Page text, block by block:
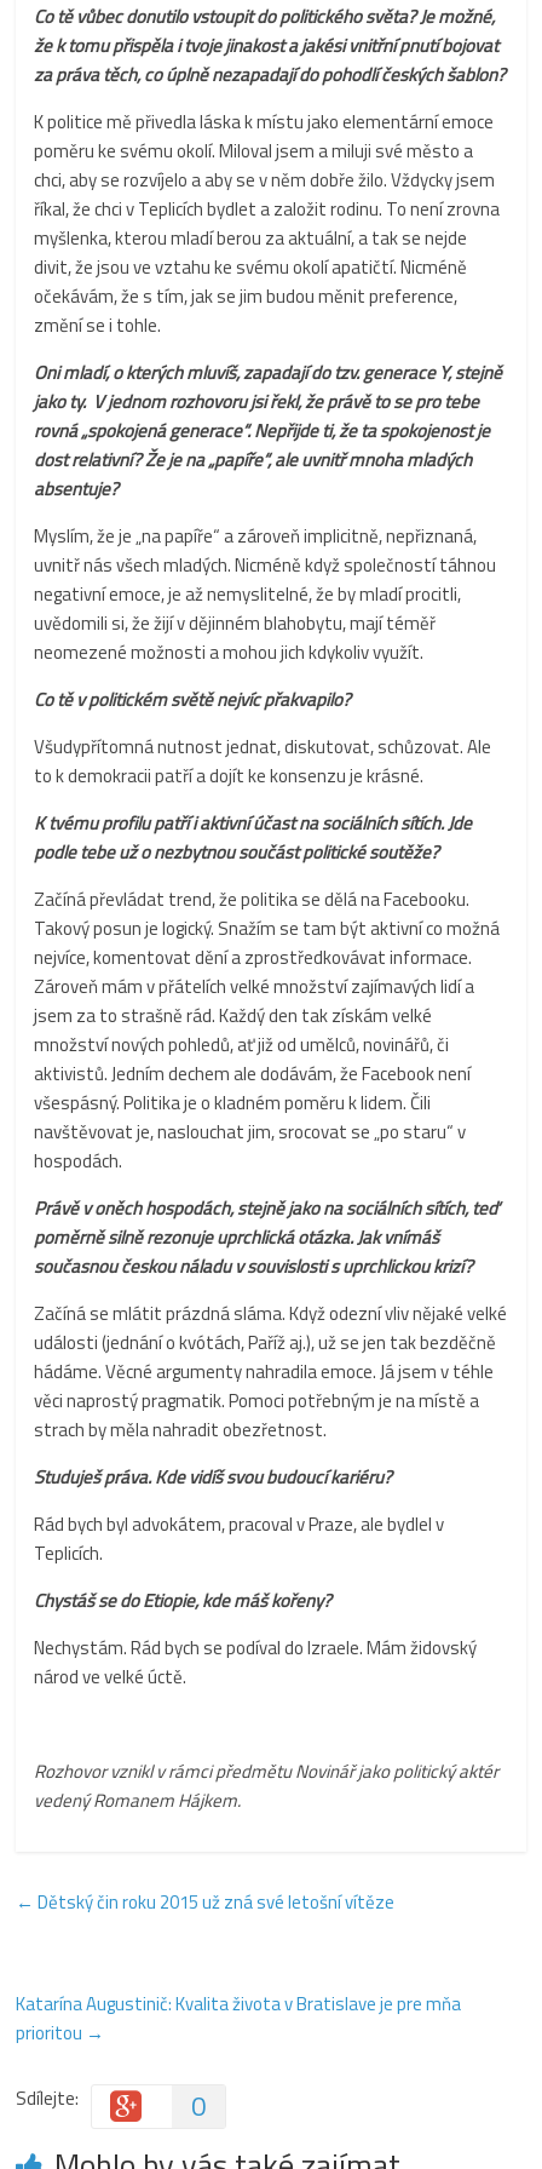
Co tě vůbec donutilo vstoupit do politického světa? Je možné,
že k tomu přispěla i tvoje jinakost a jakési vnitřní pnutí bojovat
za práva těch, co úplně nezapadají do pohodlí českých šablon?
K politice mě přivedla láska k místu jako elementární emoce
poměru ke svému okolí. Miloval jsem a miluji své město a
chci, aby se rozvíjelo a aby se v něm dobře žilo. Vždycky jsem
říkal, že chci v Teplicích bydlet a založit rodinu. To není zrovna
myšlenka, kterou mladí berou za aktuální, a tak se nejde
divit, že jsou ve vztahu ke svému okolí apatičtí. Nicméně
očekávám, že s tím, jak se jim budou měnit preference,
změní se i tohle.
Oni mladí, o kterých mluvíš, zapadají do tzv. generace Y, stejně
jako ty. V jednom rozhovoru jsi řekl, že právě to se pro tebe
rovná „spokojená generace“. Nepřijde ti, že ta spokojenost je
dost relativní? Že je na „papíře“, ale uvnitř mnoha mladých
absentuje?
Myslím, že je „na papíře“ a zároveň implicitně, nepřiznaná,
uvnitř nás všech mladých. Nicméně když společností táhnou
negativní emoce, je až nemyslitelné, že by mladí procitli,
uvědomili si, že žijí v dějinném blahobytu, mají téměř
neomezené možnosti a mohou jich kdykoliv využít.
Co tě v politickém světě nejvíc přakvapilo?
Všudypřítomná nutnost jednat, diskutovat, schůzovat. Ale
to k demokracii patří a dojít ke konsenzu je krásné.
K tvému profilu patří i aktivní účast na sociálních sítích. Jde
podle tebe už o nezbytnou součást politické soutěže?
Začíná převládat trend, že politika se dělá na Facebooku.
Takový posun je logický. Snažím se tam být aktivní co možná
nejvíce, komentovat dění a zprostředkovávat informace.
Zároveň mám v přátelích velké množství zajímavých lidí a
jsem za to strašně rád. Každý den tak získám velké
množství nových pohledů, ať již od umělců, novinářů, či
aktivistů. Jedním dechem ale dodávám, že Facebook není
všespásný. Politika je o kladném poměru k lidem. Čili
navštěvovat je, naslouchat jim, srocovat se „po staru“ v
hospodách.
Právě v oněch hospodách, stejně jako na sociálních sítích, teď
poměrně silně rezonuje uprchlická otázka.Jak vnímáš
současnou českou náladu v souvislosti s uprchlickou krizí?
Začíná se mlátit prázdná sláma. Když odezní vliv nějaké velké
události (jednání o kvótách, Paříž aj.), už se jen tak bezděčně
hádáme. Věcné argumenty nahradila emoce. Já jsem v téhle
věci naprostý pragmatik. Pomoci potřebným je na místě a
strach by měla nahradit obezřetnost.
Studuješ práva. Kde vidíš svou budoucí kariéru?
Rád bych byl advokátem, pracoval v Praze, ale bydlel v
Teplicích.
Chystáš se do Etiopie, kde máš kořeny?
Nechystám. Rád bych se podíval do Izraele. Mám židovský
národ ve velké úctě.
Rozhovor vznikl v rámci předmětu Novinář jako politický aktér
vedený Romanem Hájkem.
← Dětský čin roku 2015 už zná své letošní vítěze
Katarína Augustinič: Kvalita života v Bratislave je pre mňa
prioritou →
Sdílejte: 0